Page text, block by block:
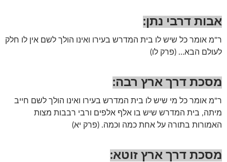
אבות דרבי נתן:
ר"מ אומר כל שיש לו בית המדרש בעירו ואינו הולך לשם אין לו חלק
לעולם הבא… (פרק לו)
מסכת דרך ארץ רבה:
ר"מ אומר כל מי שיש לו בית המדרש בעירו ואינו הולך לשם חייב
מיתה, בית המדרש שיש בו אלף אלפים ורבי רבבות מצות
האמורות בתורה על אחת כמה וכמה. (פרק יא)
מסכת דרך ארץ זוטא: